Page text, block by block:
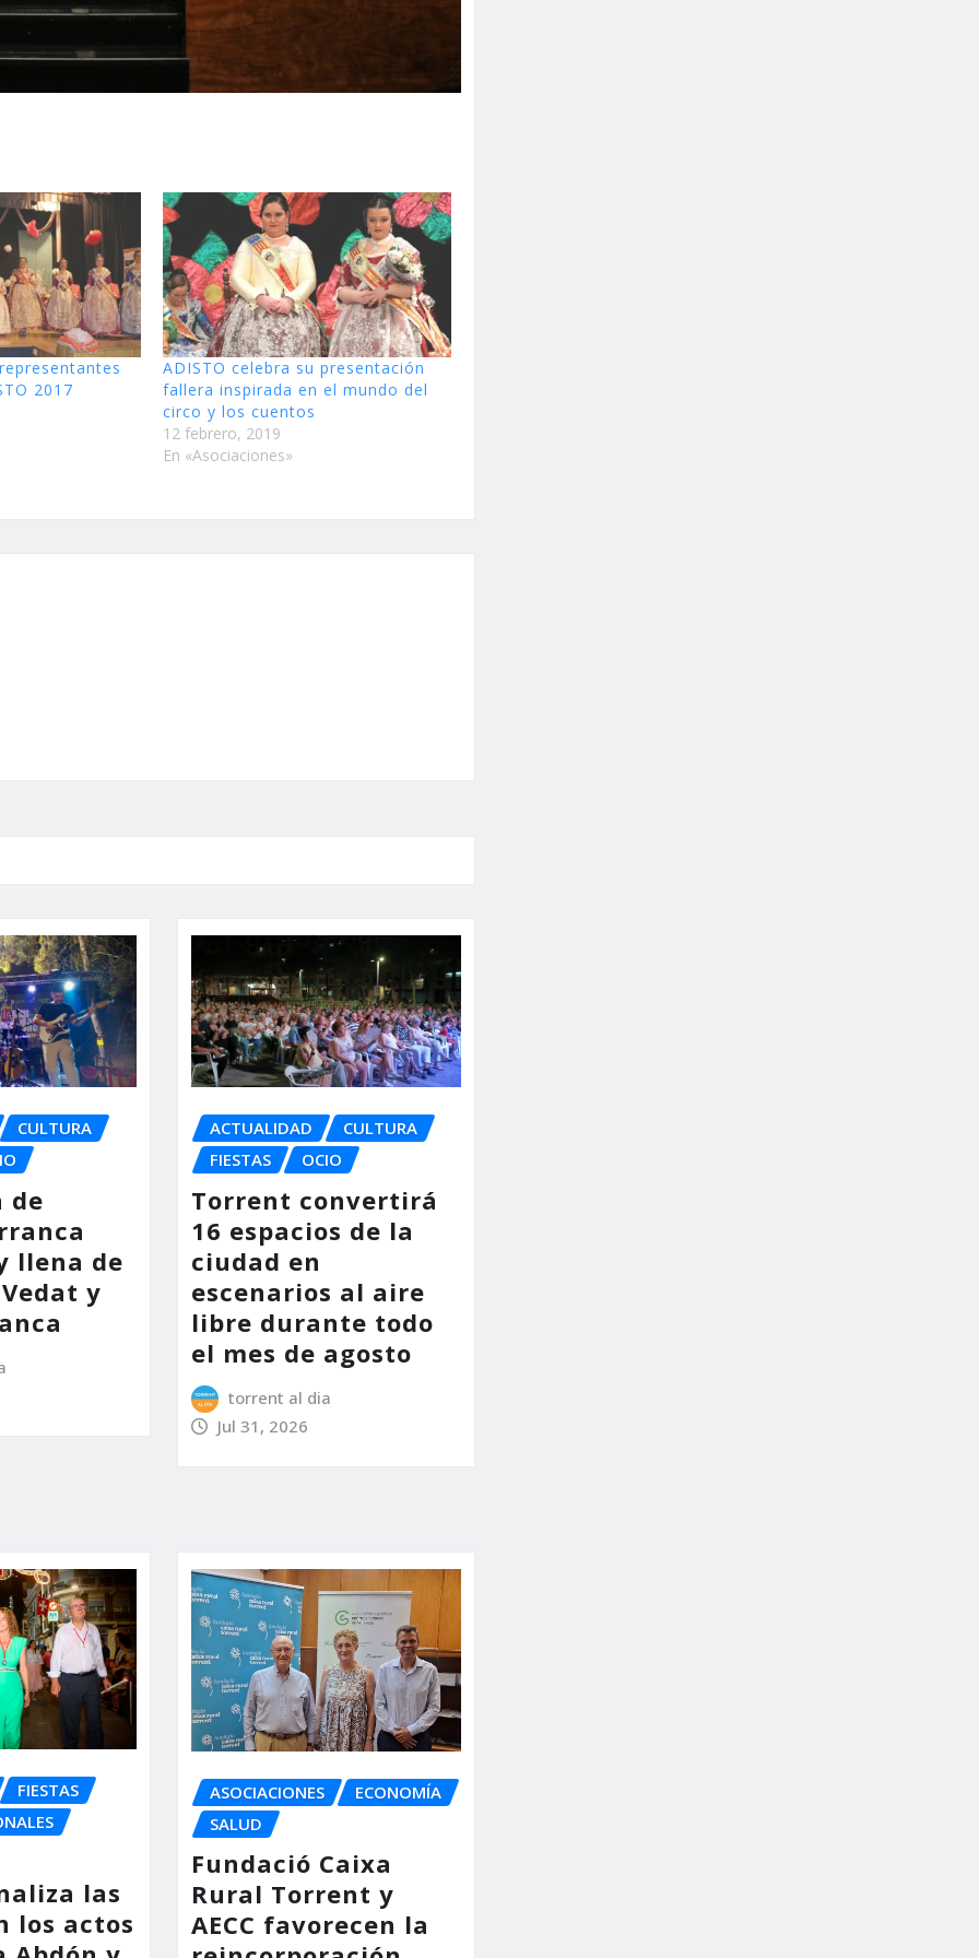
2017
ADISTO celebra su presentación
fallera inspirada en el mundo del
circo y los cuentos
12 febrero, 2019
En «Asociaciones»
CULTURA
de
llena de
y
ACTUALIDAD
CULTURA
FIESTAS
OCIO
Torrent convertirá
16 espacios de la
ciudad en
escenarios al aire
libre durante todo
el mes de agosto
torrent al dia
Jul 31, 2026
FIESTAS
las
los actos
ASOCIACIONES
ECONOMÍA
SALUD
Fundació Caixa
Rural Torrent y
AECC favorecen la